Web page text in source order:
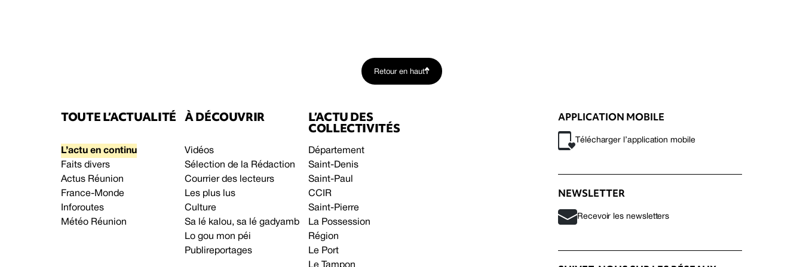
Retour en haut
TOUTE L’ACTUALITÉ
L’actu en continu
Faits divers
Actus Réunion
France-Monde
Inforoutes
Météo Réunion
À DÉCOUVRIR
Vidéos
Sélection de la Rédaction
Courrier des lecteurs
Les plus lus
Culture
Sa lé kalou, sa lé gadyamb
Lo gou mon péi
Publireportages
L’ACTU DES
COLLECTIVITÉS
Département
Saint-Denis
Saint-Paul
CCIR
Saint-Pierre
La Possession
Région
Le Port
Le Tampon
APPLICATION MOBILE
Télécharger l’application mobile
NEWSLETTER
Recevoir les newsletters